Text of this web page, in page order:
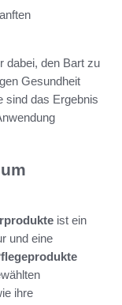
dabei, den Bart zu
Gesundheit
sind das Ergebnis
ist ein
und eine
ihre